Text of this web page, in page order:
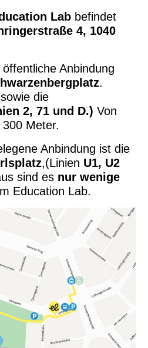
Lab befindet
4, 1040
Anbindung
.
sowie die
2, 71 und D.) Von
Meter.
Anbindung ist die
,(Linien U1, U2
sind es nur wenige
Education Lab.